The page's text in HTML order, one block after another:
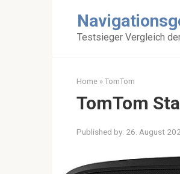
Testsieger Vergleich
Home » TomTom
TomTom
Published by: 26. August